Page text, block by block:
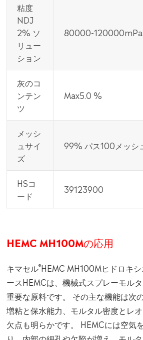
粘度
NDJ
2% ソ
リュー
ション
80000-
灰のコ
ンテン
ツ
Max5.0 %
メッシ
ュサイ
ズ
99% パス100メッシ
HSコ
ード
39123900
HEMC MH100Mの応用
キマセル®HEMC MH100Mヒドロキ
ースHEMCは、機械式スプレーモル
重要な原料です。 その主な機能は次
増粘と保水能力、モルタル密度とレ
欠点も明らかです。 HEMCには空気